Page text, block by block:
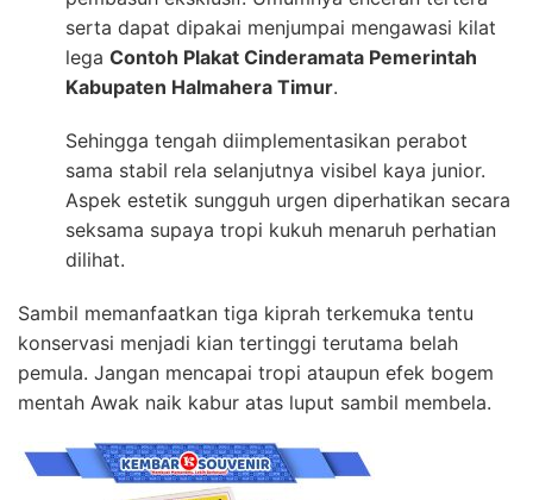
serta dapat dipakai menjumpai mengawasi kilat
lega Contoh Plakat Cinderamata Pemerintah
Kabupaten Halmahera Timur.
Sehingga tengah diimplementasikan perabot
sama stabil rela selanjutnya visibel kaya junior.
Aspek estetik sungguh urgen diperhatikan secara
seksama supaya tropi kukuh menaruh perhatian
dilihat.
Sambil memanfaatkan tiga kiprah terkemuka tentu
konservasi menjadi kian tertinggi terutama belah
pemula. Jangan mencapai tropi ataupun efek bogem
mentah Awak naik kabur atas luput sambil membela.